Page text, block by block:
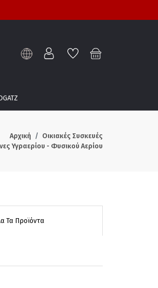
Αρχική
Οικιακές Συσκευές
Υγραερίου - Φυσικού Αερίου